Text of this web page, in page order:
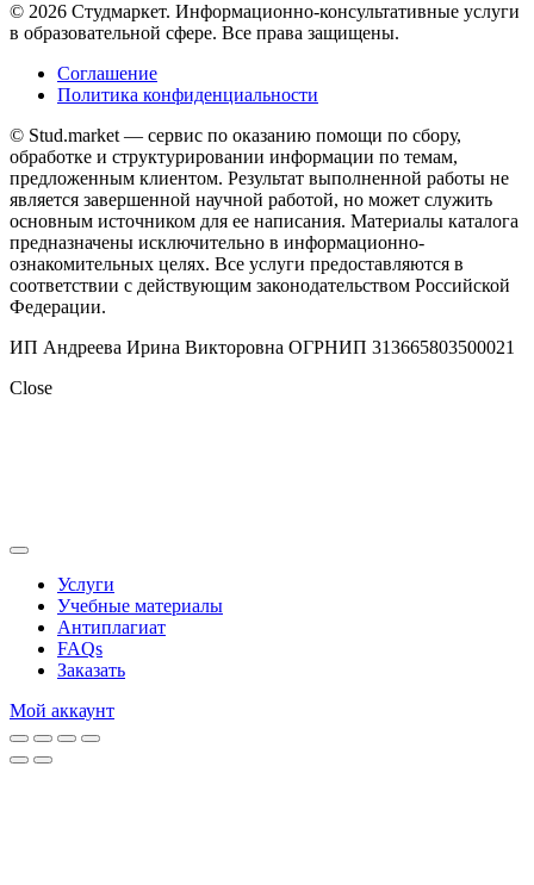
© 2026 Студмаркет. Информационно-консультативные услуги
в образовательной сфере. Все права защищены.
Соглашение
Политика конфиденциальности
© Stud.market — сервис по оказанию помощи по сбору,
обработке и структурировании информации по темам,
предложенным клиентом. Результат выполненной работы не
является завершенной научной работой, но может служить
основным источником для ее написания. Материалы каталога
предназначены исключительно в информационно-
ознакомительных целях. Все услуги предоставляются в
соответствии с действующим законодательством Российской
Федерации.
ИП Андреева Ирина Викторовна ОГРНИП 313665803500021
Close
Услуги
Учебные материалы
Антиплагиат
FAQs
Заказать
Мой аккаунт